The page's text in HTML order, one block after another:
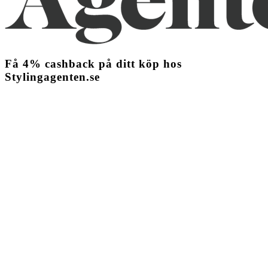
Få 4% cashback på ditt köp hos
Stylingagenten.se